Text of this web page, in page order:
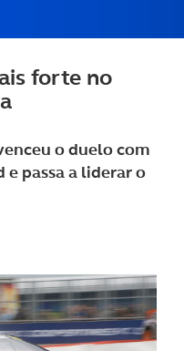
forte no
o duelo com
e passa a liderar o